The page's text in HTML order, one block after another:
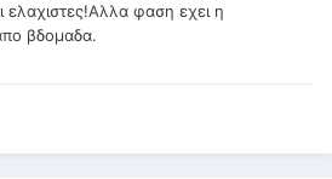
φαση εχει η
βδομαδα.